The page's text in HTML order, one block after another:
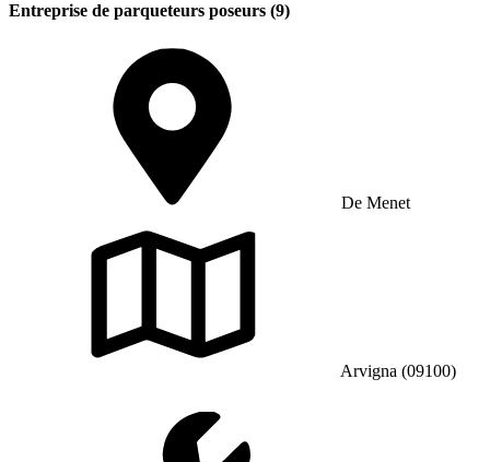
Entreprise de parqueteurs poseurs (9)
De Menet
Arvigna (09100)